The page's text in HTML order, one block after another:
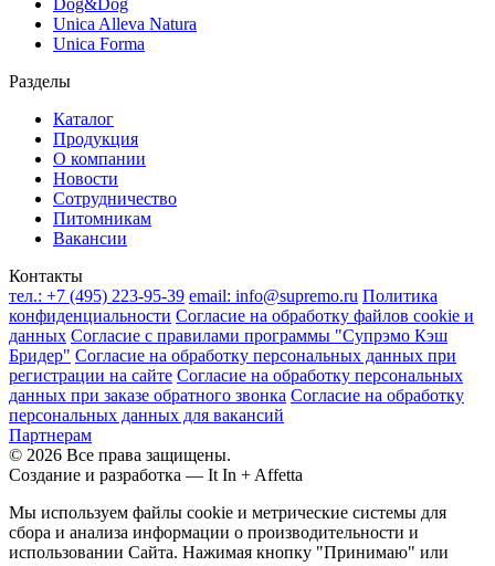
Unica Alleva Natura
Unica Forma
Разделы
Каталог
Продукция
О компании
Новости
Сотрудничество
Питомникам
Вакансии
Контакты
тел.: +7 (495) 223-95-39 email: info@supremo.ru Политика
конфиденциальности Согласие на обработку файлов cookie и
данных Согласие с правилами программы "Супрэмо Кэш
Бридер" Согласие на обработку персональных данных при
регистрации на сайте Согласие на обработку персональных
данных при заказе обратного звонка Согласие на обработку
персональных данных для вакансий
Партнерам
© 2026 Все права защищены.
Создание и разработка — It In + Affetta
Мы используем файлы cookie и метрические системы для
сбора и анализа информации о производительности и
использовании Сайта. Нажимая кнопку "Принимаю" или